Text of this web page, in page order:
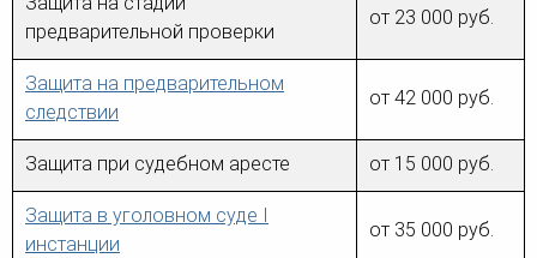
Видео ММКА
Миграционное право
Оспаривание сделок
Страхование
Для юридических лиц
Споры по строительному
Уголовные споры
досудебном порядке
человека (Страсбург)
Конституционный Суд РФ
предварительной проверки
от 23 000 руб.
Защита на предварительном
следствии
от 42 000 руб.
Защита при судебном аресте от 15 000 руб.
Защита в уголовном суде I
инстанции
от 35 000 руб.